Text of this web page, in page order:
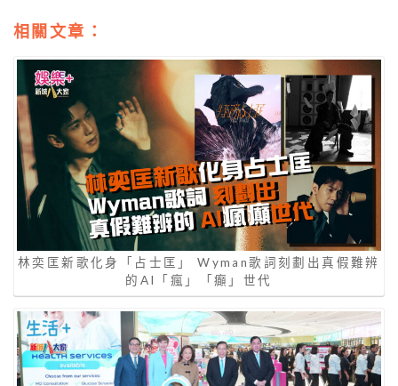
相關文章：
林奕匡新歌化身「占士匡」 Wyman歌詞刻劃出真假難辨
的AI「瘋」「癲」世代